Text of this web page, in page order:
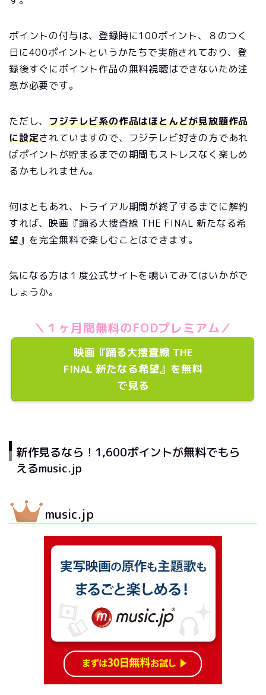
ポイントの付与は、登録時に100ポイント、８のつく
日に400ポイントというかたちで実施されており、登
録後すぐにポイント作品の無料視聴はできないため注
意が必要です。
ただし、フジテレビ系の作品はほとんどが見放題作品
に設定されていますので、フジテレビ好きの方であれ
ばポイントが貯まるまでの期間もストレスなく楽しめ
るかもしれません。
何はともあれ、トライアル期間が終了するまでに解約
すれば、映画『踊る大捜査線 THE FINAL 新たなる希
望』を完全無料で楽しむことはできます。
気になる方は１度公式サイトを覗いてみてはいかがで
しょうか。
＼１ヶ月間無料のFODプレミアム／
映画『踊る大捜査線 THE
FINAL 新たなる希望』を無料
で見る
新作見るなら！1,600ポイントが無料でもら
えるmusic.jp
music.jp